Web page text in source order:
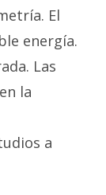
El
energía.
Las
la
a